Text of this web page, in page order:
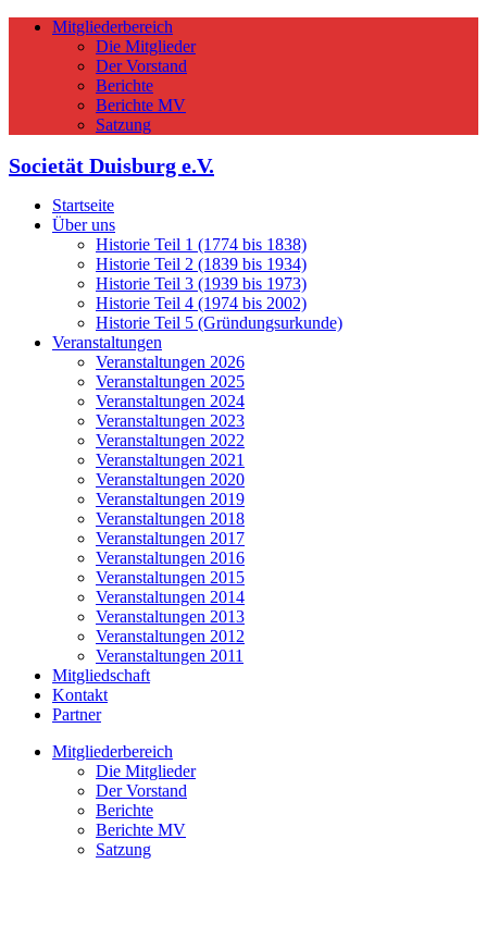
Mitgliederbereich
Die Mitglieder
Der Vorstand
Berichte
Berichte MV
Satzung
Societät Duisburg e.V.
Startseite
Über uns
Historie Teil 1 (1774 bis 1838)
Historie Teil 2 (1839 bis 1934)
Historie Teil 3 (1939 bis 1973)
Historie Teil 4 (1974 bis 2002)
Historie Teil 5 (Gründungsurkunde)
Veranstaltungen
Veranstaltungen 2026
Veranstaltungen 2025
Veranstaltungen 2024
Veranstaltungen 2023
Veranstaltungen 2022
Veranstaltungen 2021
Veranstaltungen 2020
Veranstaltungen 2019
Veranstaltungen 2018
Veranstaltungen 2017
Veranstaltungen 2016
Veranstaltungen 2015
Veranstaltungen 2014
Veranstaltungen 2013
Veranstaltungen 2012
Veranstaltungen 2011
Mitgliedschaft
Kontakt
Partner
Mitgliederbereich
Die Mitglieder
Der Vorstand
Berichte
Berichte MV
Satzung